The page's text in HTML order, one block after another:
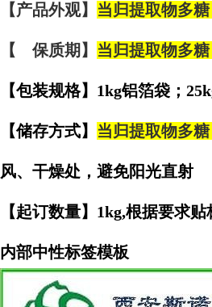
【产品外观】 当归提取物多糖
【 保质期】 当归提取物多糖
【包装规格】1kg铝箔袋；
【储存方式】 当归提取物多糖
风、干燥处，避免阳光直射
【起订数量】1kg,根据要求
内部中性标签模板